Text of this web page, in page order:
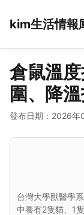
kim生活情報
倉鼠溫
圍、降
發布日期：2026年
台灣大學獸醫學
中養有2隻貓、1